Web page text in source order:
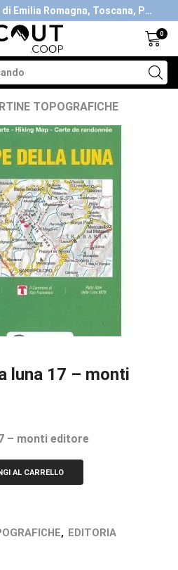
A servizio degli scout di Emilia Romagna, Toscana, Piemonte, Valle d'Aosta- Gratis la spedizione con ordini > €40
0
TOPOGRAFICHE
luna 17 – monti
– monti editore
AL CARRELLO
, EDITORIA